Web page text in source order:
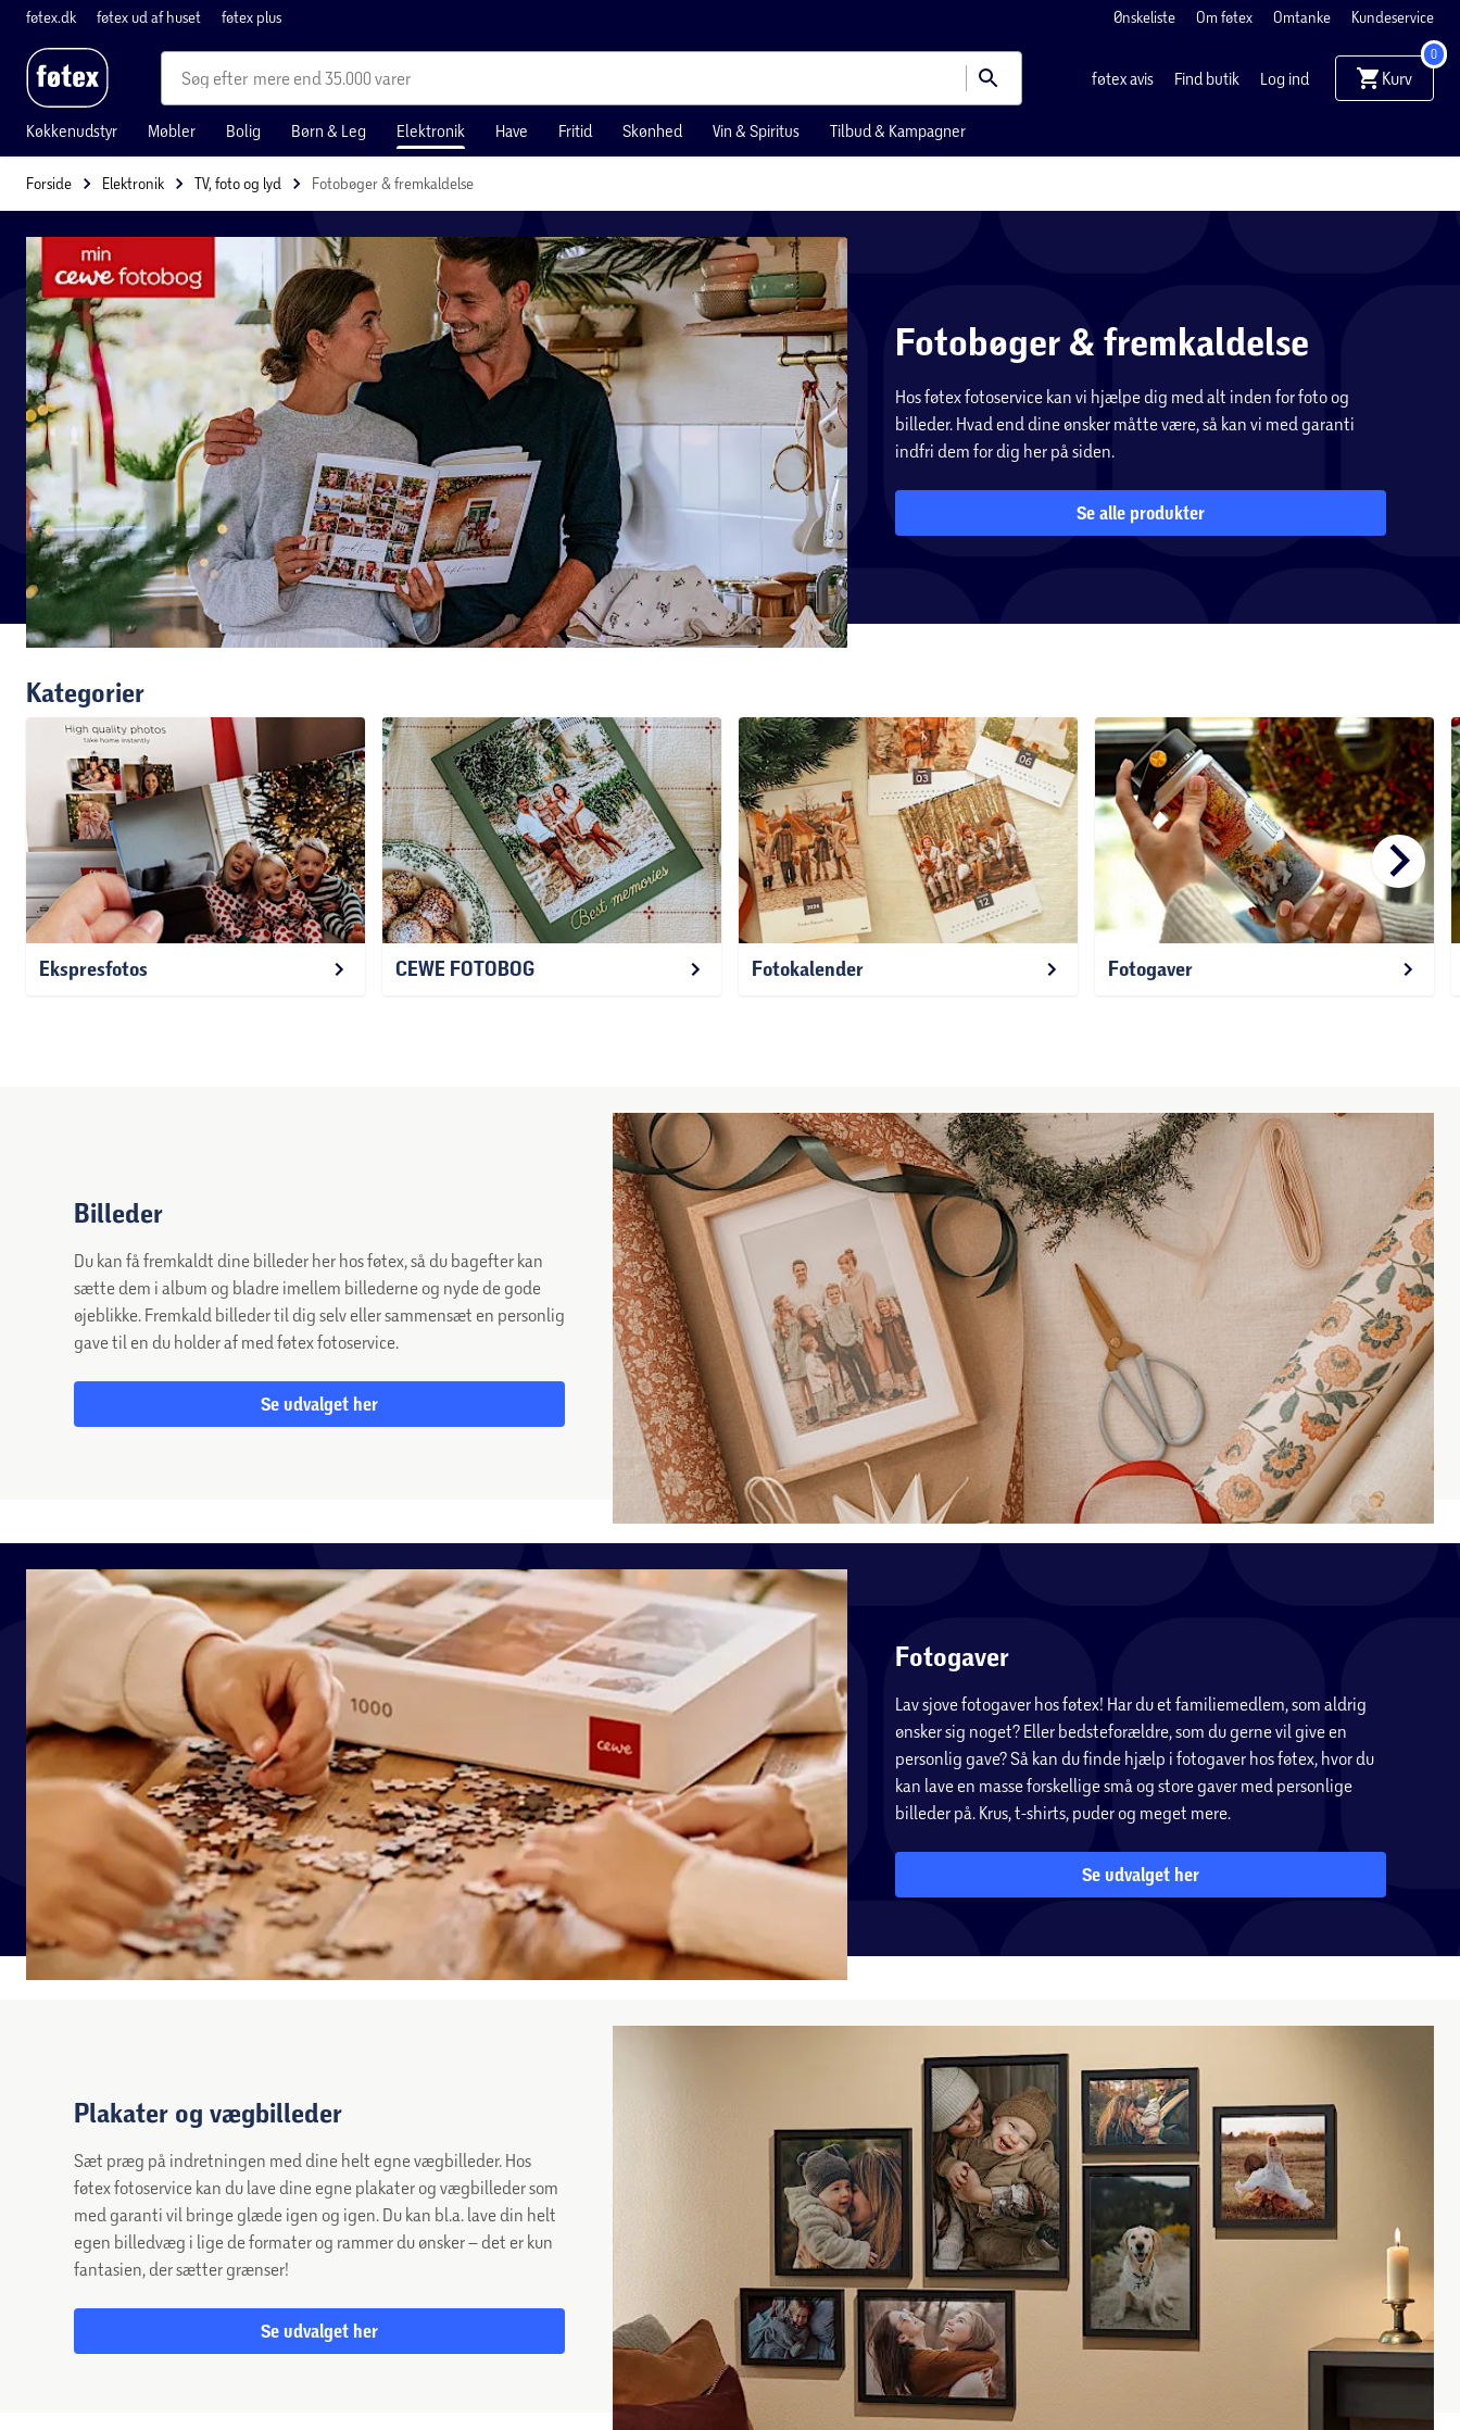
føtex.dk føtex ud af huset føtex plus Ønskeliste Om føtex Omtanke Kundeservice
mere end 35.000 varer føtex avis Find butik Log ind Kurv
0
Køkkenudstyr Møbler Bolig Børn & Leg Elektronik Have Fritid Skønhed Vin & Spiritus Tilbud & Kampagner
Forside Elektronik TV, foto og lyd Fotobøger & fremkaldelse
Fotobøger & fremkaldelse
Hos føtex fotoservice kan vi hjælpe dig med alt inden for foto og
billeder. Hvad end dine ønsker måtte være, så kan vi med garanti
indfri dem for dig her på siden.
Se alle produkter
Kategorier
Ekspresfotos CEWE FOTOBOG Fotokalender Fotogaver
keyboard_arrow_right
Billeder
Du kan få fremkaldt dine billeder her hos føtex, så du bagefter kan
sætte dem i album og bladre imellem billederne og nyde de gode
øjeblikke. Fremkald billeder til dig selv eller sammensæt en personlig
gave til en du holder af med føtex fotoservice.
Se udvalget her
Fotogaver
Lav sjove fotogaver hos føtex! Har du et familiemedlem, som aldrig
ønsker sig noget? Eller bedsteforældre, som du gerne vil give en
personlig gave? Så kan du finde hjælp i fotogaver hos føtex, hvor du
kan lave en masse forskellige små og store gaver med personlige
billeder på. Krus, t-shirts, puder og meget mere.
Se udvalget her
Plakater og vægbilleder
Sæt præg på indretningen med dine helt egne vægbilleder. Hos
føtex fotoservice kan du lave dine egne plakater og vægbilleder som
med garanti vil bringe glæde igen og igen. Du kan bl.a. lave din helt
egen billedvæg i lige de formater og rammer du ønsker – det er kun
fantasien, der sætter grænser!
Se udvalget her